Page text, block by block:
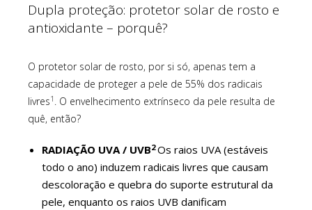
Dupla proteção: protetor solar de rosto e
antioxidante – porquê?
O protetor solar de rosto, por si só, apenas tem a
capacidade de proteger a pele de 55% dos radicais
livres1 . O envelhecimento extrínseco da pele resulta de
quê, então?
RADIAÇÃO UVA / UVB2Os raios UVA (estáveis
todo o ano) induzem radicais livres que causam
descoloração e quebra do suporte estrutural da
pele, enquanto os raios UVB danificam